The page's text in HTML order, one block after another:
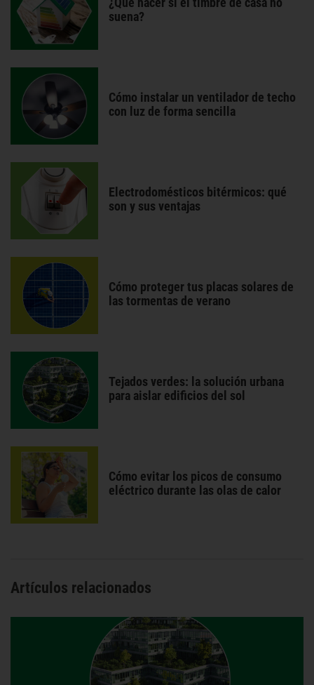
suena?
Cómo instalar un ventilador de techo
con luz de forma sencilla
Electrodomésticos bitérmicos: qué
son y sus ventajas
Cómo proteger tus placas solares de
las tormentas de verano
Tejados verdes: la solución urbana
para aislar edificios del sol
Cómo evitar los picos de consumo
eléctrico durante las olas de calor
Artículos relacionados